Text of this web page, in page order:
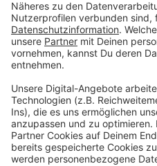
Jährigen aus Dorsten
die Polizei.
Anzeige